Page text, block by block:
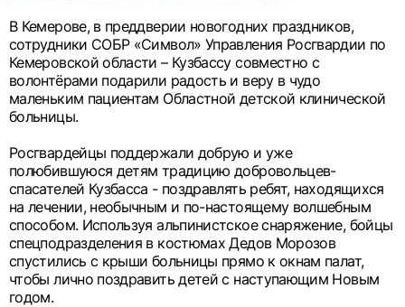
В Кемерове, в преддверии новогодних праздников,
сотрудники СОБР «Символ» Управления Росгвардии по
Кемеровской области – Кузбассу совместно с
волонтёрами подарили радость и веру в чудо
маленьким пациентам Областной детской клинической
больницы.
Росгвардейцы поддержали добрую и уже
полюбившуюся детям традицию добровольцев-
спасателей Кузбасса - поздравлять ребят, находящихся
на лечении, необычным и по-настоящему волшебным
способом. Используя альпинистское снаряжение, бойцы
спецподразделения в костюмах Дедов Морозов
спустились с крыши больницы прямо к окнам палат,
чтобы лично поздравить детей с наступающим Новым
годом.